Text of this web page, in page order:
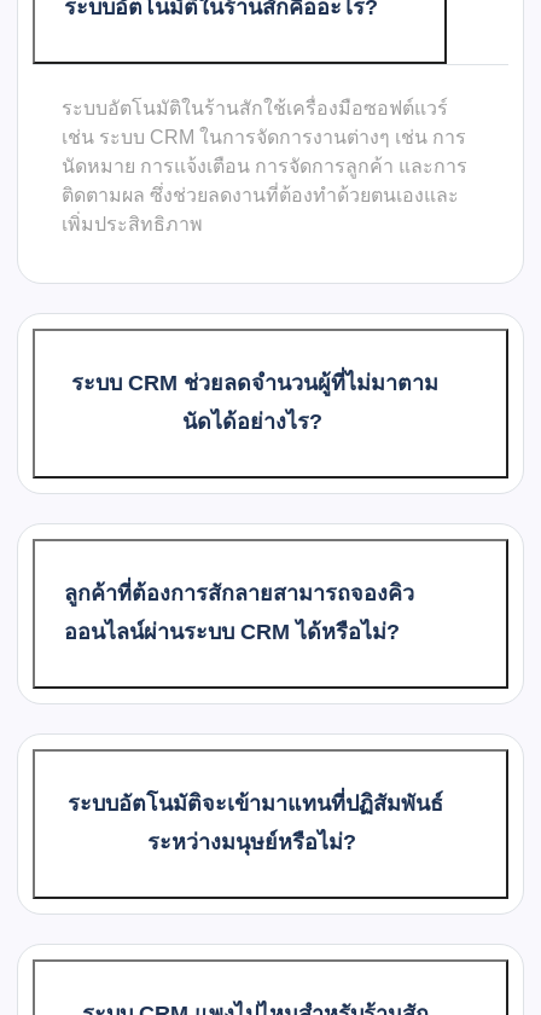
ระบบอัตโนมัติในร้านสักคืออะไร?
ระบบอัตโนมัติในร้านสักใช้เครื่องมือซอฟต์แวร์
เช่น ระบบ CRM ในการจัดการงานต่างๆ เช่น การ
นัดหมาย การแจ้งเตือน การจัดการลูกค้า และการ
ติดตามผล ซึ่งช่วยลดงานที่ต้องทำด้วยตนเองและ
เพิ่มประสิทธิภาพ
ระบบ CRM ช่วยลดจำนวนผู้ที่ไม่มาตาม
นัดได้อย่างไร?
ลูกค้าที่ต้องการสักลายสามารถจองคิว
ออนไลน์ผ่านระบบ CRM ได้หรือไม่?
ระบบอัตโนมัติจะเข้ามาแทนที่ปฏิสัมพันธ์
ระหว่างมนุษย์หรือไม่?